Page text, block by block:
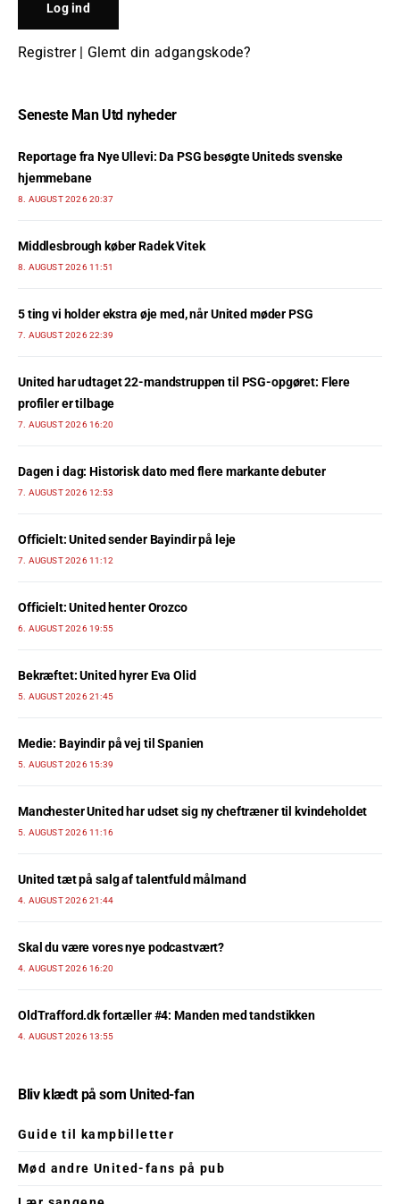
Registrer| Glemt din adgangskode?
Seneste Man Utd nyheder
Reportage fra Nye Ullevi: Da PSG besøgte Uniteds svenske
hjemmebane
8. AUGUST 2026 20:37
Middlesbrough køber Radek Vitek
8. AUGUST 2026 11:51
5 ting vi holder ekstra øje med, når United møder PSG
7. AUGUST 2026 22:39
United har udtaget 22-mandstruppen til PSG-opgøret: Flere
profiler er tilbage
7. AUGUST 2026 16:20
Dagen i dag: Historisk dato med flere markante debuter
7. AUGUST 2026 12:53
Officielt: United sender Bayindir på leje
7. AUGUST 2026 11:12
Officielt: United henter Orozco
6. AUGUST 2026 19:55
Bekræftet: United hyrer Eva Olid
5. AUGUST 2026 21:45
Medie: Bayindir på vej til Spanien
5. AUGUST 2026 15:39
Manchester United har udset sig ny cheftræner til kvindeholdet
5. AUGUST 2026 11:16
United tæt på salg af talentfuld målmand
4. AUGUST 2026 21:44
Skal du være vores nye podcastvært?
4. AUGUST 2026 16:20
OldTrafford.dk fortæller #4: Manden med tandstikken
4. AUGUST 2026 13:55
Bliv klædt på som United-fan
Guide til kampbilletter
Mød andre United-fans på pub